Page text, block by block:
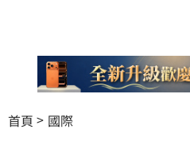
首頁 國際